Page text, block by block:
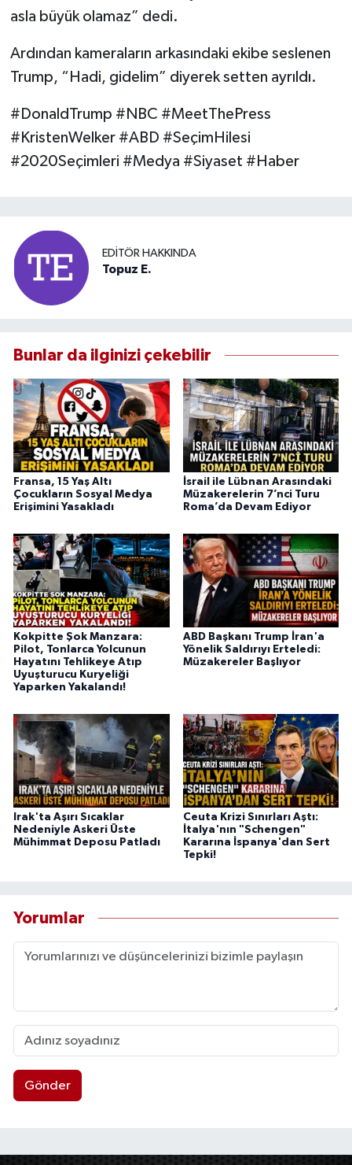
asla büyük olamaz” dedi.
Ardından kameraların arkasındaki ekibe seslenen
Trump, “Hadi, gidelim” diyerek setten ayrıldı.
#DonaldTrump #NBC #MeetThePress
#KristenWelker #ABD #SeçimHilesi
#2020Seçimleri #Medya #Siyaset #Haber
EDITÖR HAKKINDA
Topuz E.
Bunlar da ilginizi çekebilir
Fransa, 15 Yaş Altı
Çocukların Sosyal Medya
Erişimini Yasakladı
İsrail ile Lübnan Arasındaki
Müzakerelerin 7’nci Turu
Roma’da Devam Ediyor
Kokpitte Şok Manzara:
Pilot, Tonlarca Yolcunun
Hayatını Tehlikeye Atıp
Uyuşturucu Kuryeliği
Yaparken Yakalandı!
ABD Başkanı Trump İran'a
Yönelik Saldırıyı Erteledi:
Müzakereler Başlıyor
Irak'ta Aşırı Sıcaklar
Nedeniyle Askeri Üste
Mühimmat Deposu Patladı
Ceuta Krizi Sınırları Aştı:
İtalya'nın "Schengen"
Kararına İspanya'dan Sert
Tepki!
Yorumlar
Gönder